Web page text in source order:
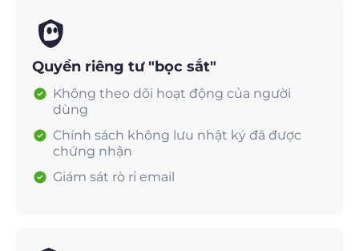
Quyền riêng tư "bọc sắt"
Không theo dõi hoạt động của người
dùng
Chính sách không lưu nhật ký đã được
chứng nhận
Giám sát rò rỉ email